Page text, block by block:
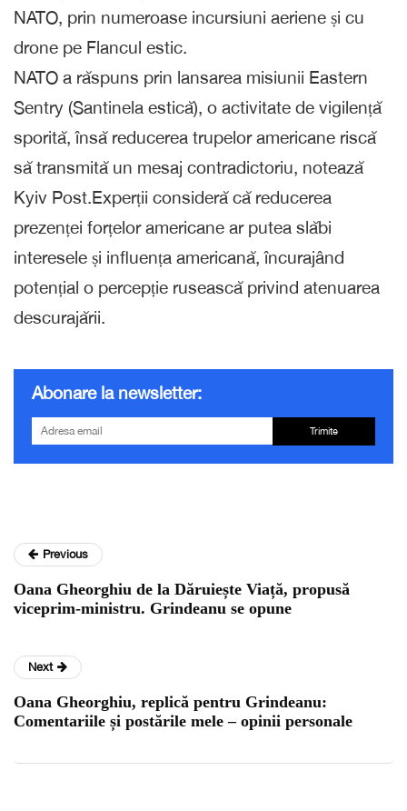
NATO, prin numeroase incursiuni aeriene și cu
drone pe Flancul estic.
NATO a răspuns prin lansarea misiunii Eastern
Sentry (Santinela estică), o activitate de vigilență
sporită, însă reducerea trupelor americane riscă
să transmită un mesaj contradictoriu, notează
Kyiv Post.Experții consideră că reducerea
prezenței forțelor americane ar putea slăbi
interesele și influența americană, încurajând
potențial o percepție rusească privind atenuarea
descurajării.
Abonare la newsletter:
Trimite
Previous
Oana Gheorghiu de la Dăruiește Viață, propusă
viceprim-ministru. Grindeanu se opune
Next
Oana Gheorghiu, replică pentru Grindeanu:
Comentariile și postările mele – opinii personale